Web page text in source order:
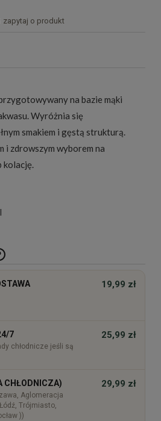
zapytaj o produkt
na bazie mąki
Wyróżnia się
smakiem i gęstą strukturą.
i zdrowszym wyborem na
kolację.
kosztów płatności
19,99 zł
7
chłodnicze jeśli są
25,99 zł
CHŁODNICZA)
Aglomeracja
Trójmiasto,
))
29,99 zł